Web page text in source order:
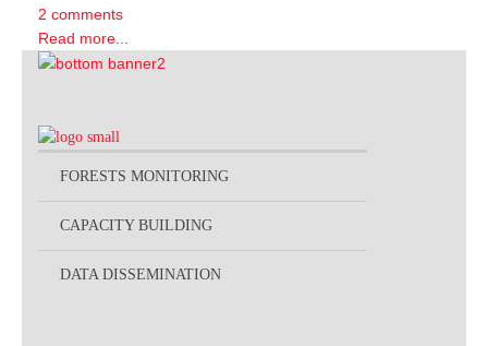
2 comments
Read more...
FORESTS MONITORING
CAPACITY BUILDING
DATA DISSEMINATION